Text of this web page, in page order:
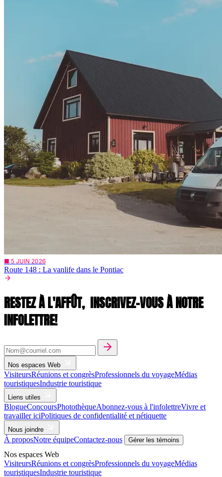
■ 5 JUIN 2026
Route 148 : La vanlife dans le Pontiac
RESTEZ À L'AFFÛT, INSCRIVEZ-VOUS À NOTRE
INFOLETTRE!
Nos espaces Web
VisiteursRéunions et congrèsProfessionnels du voyageMédias
touristiquesIndustrie touristique
Liens utiles
BlogueConcoursPhotothèqueAbonnez-vous à l'infolettreVivre et
travailler iciPolitiques de confidentialité et nétiquette
Nous joindre
À proposNotre équipeContactez-nous Gérer les témoins
Nos espaces Web
VisiteursRéunions et congrèsProfessionnels du voyageMédias
touristiquesIndustrie touristique